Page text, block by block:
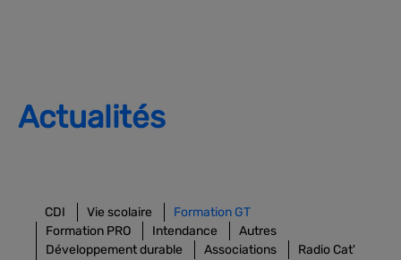
Actualités
CDI Vie scolaire
Formation GT
Formation PRO
Intendance
Autres
Développement durable
Associations
Radio Cat'